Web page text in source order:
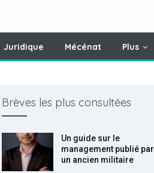
Juridique Mécénat Plus
Brèves les plus consultées
Un guide sur le
management publié par
un ancien militaire